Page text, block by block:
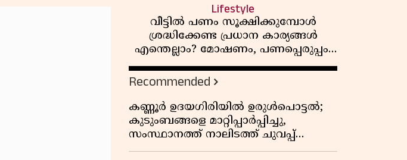
Lifestyle
വീട്ടിൽ പണം സൂക്ഷിക്കുമ്പോൾ
ശ്രദ്ധിക്കേണ്ട പ്രധാന കാര്യങ്ങൾ
എന്തെല്ലാം? മോഷണം, പണപ്പെരുപ്പം,
സാമ്പത്തിക സുരക്ഷ
എന്നിവയെക്കുറിച്ച് അറിയാം
Recommended
കണ്ണൂർ ഉദയഗിരിയിൽ ഉരുൾപൊട്ടൽ;
കുടുംബങ്ങളെ മാറ്റിപ്പാർപ്പിച്ചു,
സംസ്ഥാനത്ത് നാലിടത്ത് ചുവപ്പ്
ജാഗ്രത